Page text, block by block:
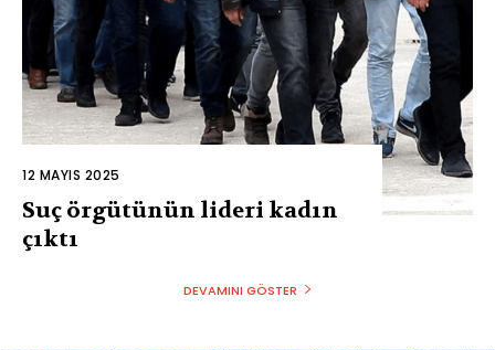
12 MAYIS 2025
Suç örgütünün lideri kadın
çıktı
DEVAMINI GÖSTER